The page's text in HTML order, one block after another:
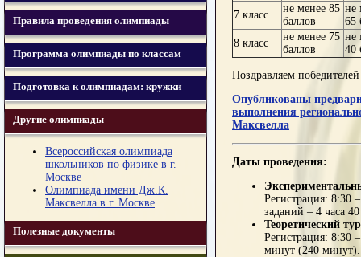
Правила проведения олимпиады
Программа олимпиады по классам
Подготовка к олимпиадам: кружки
Другие олимпиады
Всероссийская олимпиада
школьников по физике в г.
Москве
Олимпиада имени Дж.К.
Максвелла в г. Москве
Полезные документы
7 класс
не менее 85
баллов
не
65
8 класс
не менее 75
баллов
не
40
Поздравляем
Опубликованы
выполнения
Максвелла
Даты проведения:
Регистрация: 8:30
заданий – 4 часа
Теоретический
Регистрация: 8:30
минут (240 минут).